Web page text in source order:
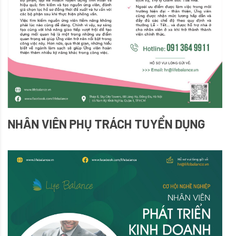
NHÂN VIÊN PHỤ TRÁCH TUYỂN DỤNG